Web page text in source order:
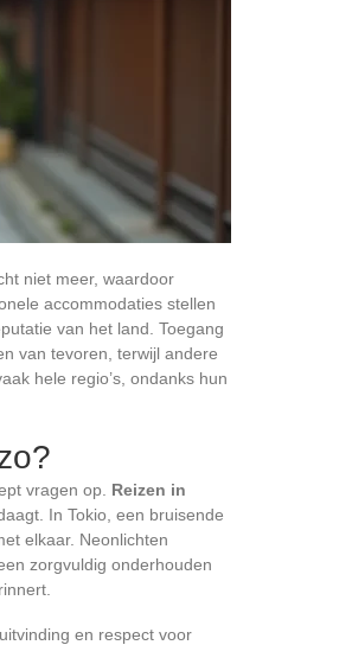
niet meer, waardoor
accommodaties stellen
van het land. Toegang
van tevoren, terwijl andere
hele regio’s, ondanks hun
vragen op. Reizen in
In Tokio, een bruisende
elkaar. Neonlichten
zorgvuldig onderhouden
en respect voor